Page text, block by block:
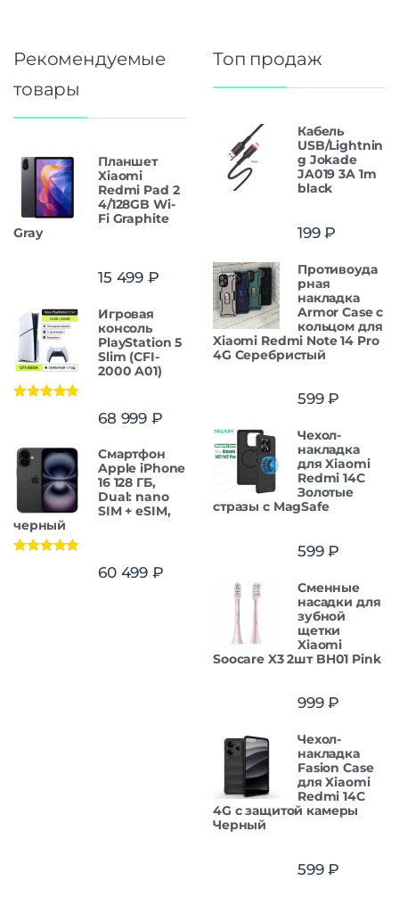
Рекомендуемые
товары
Планшет
Xiaomi
Redmi Pad 2
4/128GB Wi-
Fi Graphite
Gray
15 499 ₽
Игровая
консоль
PlayStation 5
Slim (CFI-
2000 A01)
68 999 ₽
Смартфон
Apple iPhone
16 128 ГБ,
Dual: nano
SIM + eSIM,
черный
60 499 ₽
Топ продаж
Кабель
USB/Lightnin
g Jokade
JA019 3A 1m
black
199₽
Противоуда
рная
накладка
Armor Case с
кольцом для
Xiaomi Redmi Note 14 Pro
4G Серебристый
599₽
Чехол-
накладка
для Xiaomi
Redmi 14C
Золотые
стразы с MagSafe
599₽
Сменные
насадки для
зубной
щетки
Xiaomi
Soocare X3 2шт BH01 Pink
999₽
Чехол-
накладка
Fasion Case
для Xiaomi
Redmi 14C
4G с защитой камеры
Черный
599₽